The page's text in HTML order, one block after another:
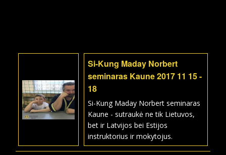
Si-Kung Maday Norbert
seminaras Kaune 2017 11 15 -
18
Si-Kung Maday Norbert seminaras
Kaune - sutraukė ne tik Lietuvos,
bet ir Latvijos bei Estijos
instruktorius ir mokytojus.